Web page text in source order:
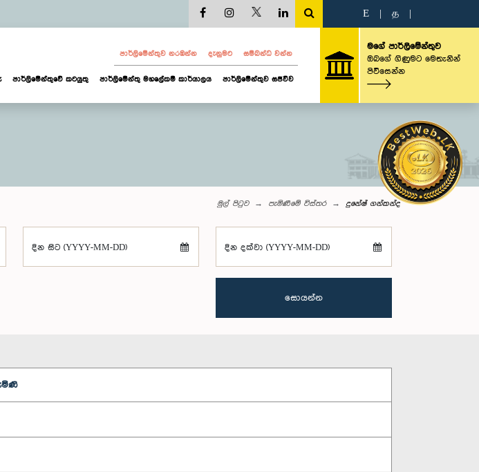
E த
පාර්ලි‌මේන්තුව නරඹන්න දැනුමට සම්බන්ධ වන්න
පාර්ලිමේන්තුවේ කටයුතු පාර්ලිමේන්තු මහලේකම් කාර්යාලය පාර්ලිමේන්තුව සජීවීව
මගේ පාර්ලිමේන්තුව
ඔබගේ ගිණුමට මෙතැනින්
පිවිසෙන්න
මුල් පිටුව පැමිණීමේ විස්තර දුනේෂ් ගන්කන්ද
දින සිට (YYYY-MM-DD) දින දක්වා (YYYY-MM-DD)
සොයන්න